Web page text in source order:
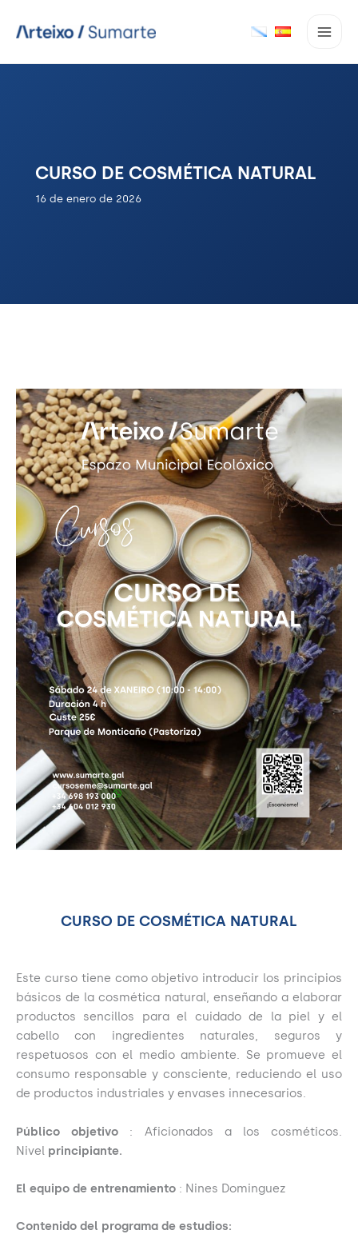
CURSO DE COSMÉTICA NATURAL
16 de enero de 2026
CURSO DE COSMÉTICA NATURAL
Este curso tiene como objetivo introducir los principios
básicos de la cosmética natural, enseñando a elaborar
productos sencillos para el cuidado de la piel y el
cabello con ingredientes naturales, seguros y
respetuosos con el medio ambiente. Se promueve el
consumo responsable y consciente, reduciendo el uso
de productos industriales y envases innecesarios.
Público objetivo : Aficionados a los cosméticos.
Nivel principiante.
El equipo de entrenamiento : Nines Dominguez
Contenido del programa de estudios: